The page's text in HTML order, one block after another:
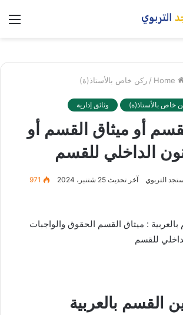
/ ركن خاص بالأستاذ(ة)
خاص بالأستاذ(ة) وثائق إدارية
أو ميثاق القسم أو
الداخلي للقسم
التربوي آخر تحديث 25 شتنبر، 2024 971
: ميثاق القسم الحقوق والواجبات
للقسم
القسم بالعربية